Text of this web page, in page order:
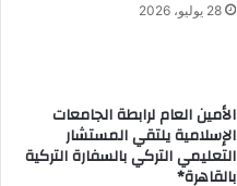
28 يوليو، 2026
الأمين العام لرابطة الجامعات
الإسلامية يلتقي المستشار
التعليمي التركي بالسفارة التركية
بالقاهرة*